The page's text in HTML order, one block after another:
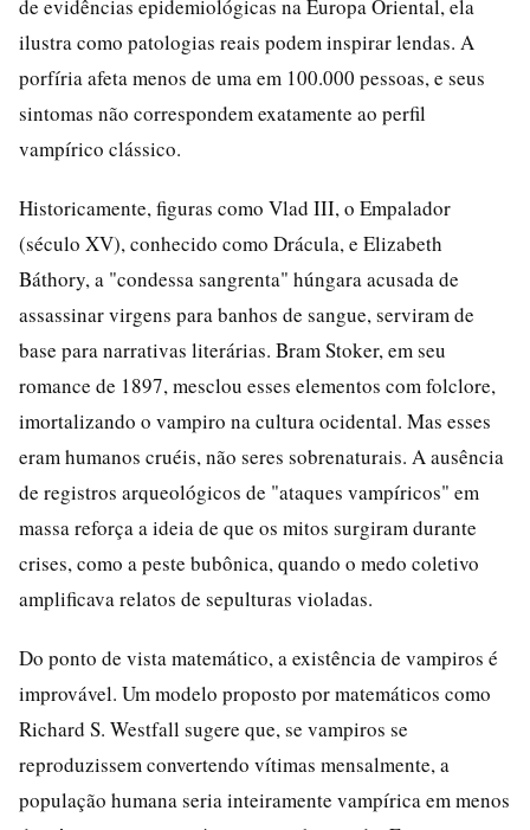
de evidências epidemiológicas na Europa Oriental, ela
ilustra como patologias reais podem inspirar lendas. A
porfíria afeta menos de uma em 100.000 pessoas, e seus
sintomas não correspondem exatamente ao perfil
vampírico clássico.
Historicamente, figuras como Vlad III, o Empalador
(século XV), conhecido como Drácula, e Elizabeth
Báthory, a "condessa sangrenta" húngara acusada de
assassinar virgens para banhos de sangue, serviram de
base para narrativas literárias. Bram Stoker, em seu
romance de 1897, mesclou esses elementos com folclore,
imortalizando o vampiro na cultura ocidental. Mas esses
eram humanos cruéis, não seres sobrenaturais. A ausência
de registros arqueológicos de "ataques vampíricos" em
massa reforça a ideia de que os mitos surgiram durante
crises, como a peste bubônica, quando o medo coletivo
amplificava relatos de sepulturas violadas.
Do ponto de vista matemático, a existência de vampiros é
improvável. Um modelo proposto por matemáticos como
Richard S. Westfall sugere que, se vampiros se
reproduzissem convertendo vítimas mensalmente, a
população humana seria inteiramente vampírica em menos